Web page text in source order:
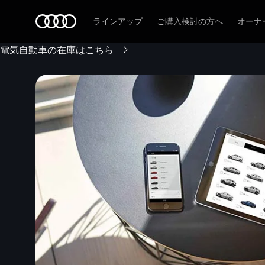
ラインアップ ご購入検討の方へ オーナ
電気自動車の在庫はこちら